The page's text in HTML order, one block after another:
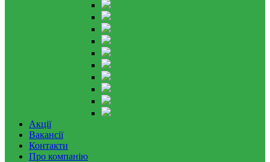
Акції
Вакансії
Контакти
Про компанію